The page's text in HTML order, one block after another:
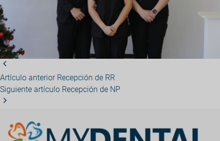
Artículo anterior Recepción de RR
Siguiente artículo Recepción de NP